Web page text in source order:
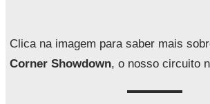
a
Clica na imagem para saber mais
Corner Showdown, o nosso circuito